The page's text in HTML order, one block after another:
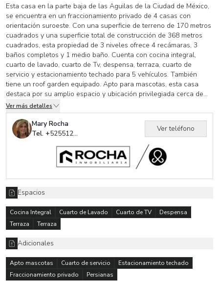
Esta casa en la parte baja de las Aguilas de la Ciudad de México,
se encuentra en un fraccionamiento privado de 4 casas con
orientación suroeste. Con una superficie de terreno de 170 metros
cuadrados y una superficie total de construcción de 368 metros
cuadrados, esta propiedad de 3 niveles ofrece 4 recámaras, 3
baños completos y 1 medio baño. Cuenta con cocina integral,
cuarto de lavado, cuarto de Tv, despensa, terraza, cuarto de
servicio y estacionamiento techado para 5 vehículos. También
tiene un roof garden equipado. Apto para mascotas, esta casa
destaca por su amplio espacio y ubicación privilegiada cerca de
escuelas restaurantes. Ideal para quienes buscan comodidad y
privacidad en una zona exclusiva de la Ciudad de México.
Ver más detalles
Mary Rocha
Tel. +525512957683
Ver teléfono
Espacios
Cocina Integral Cuarto de Lavado Cuarto de TV
Despensa
Terraza
Terraza
Adicionales
Apto mascotas Cuarto de servicio
Estacionamiento techado
Fraccionamiento privado
Persianas